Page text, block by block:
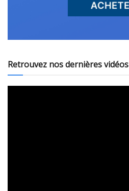
Retrouvez nos dernières vidéos